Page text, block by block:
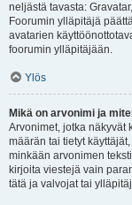
neljästä tavasta:
Foorumin ylläpitäjä
avatarien
foorumin ylläpitäjään.
Ylös
Mikä on arvonimi ja
Arvonimet, jotka näkyvät
määrän tai tietyt
minkään arvonimen
kirjoita viestejä vain
tätä ja valvojat tai